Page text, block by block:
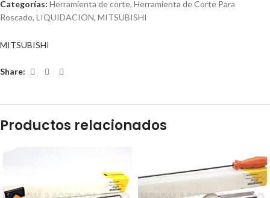
Categorías: Herramienta de corte, Herramienta de Corte Para
Roscado, LIQUIDACION, MITSUBISHI
MITSUBISHI
Share:
Productos relacionados